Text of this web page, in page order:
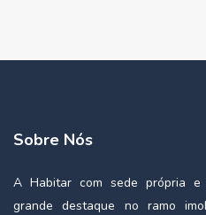
Sobre Nós
A Habitar com sede própria e
grande destaque no ramo